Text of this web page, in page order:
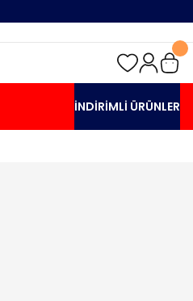
İNDİRİMLİ ÜRÜNLER